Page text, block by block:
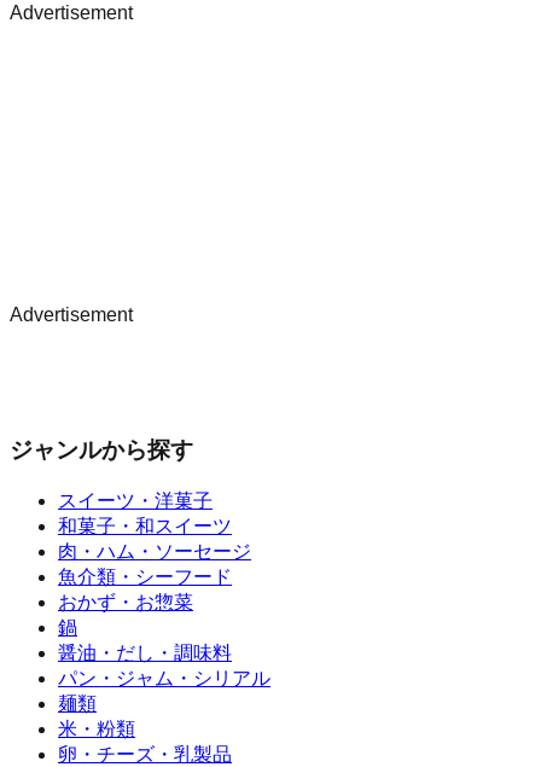
Advertisement
Advertisement
ジャンルから探す
スイーツ・洋菓子
和菓子・和スイーツ
肉・ハム・ソーセージ
魚介類・シーフード
おかず・お惣菜
鍋
醤油・だし・調味料
パン・ジャム・シリアル
麺類
米・粉類
卵・チーズ・乳製品